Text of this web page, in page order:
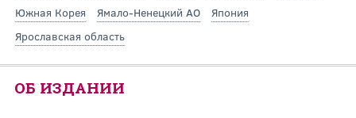
Южная Корея
Ямало-Ненецкий АО
Япония
Ярославская область
ОБ ИЗДАНИИ